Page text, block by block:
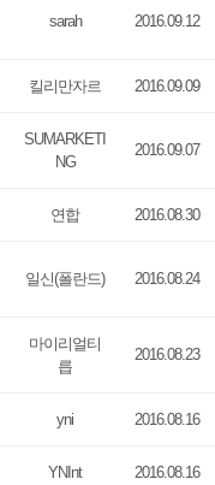
sarah 2016.09.12
킬리만자르 2016.09.09
SUMARKETI
NG
2016.09.07
연합 2016.08.30
일신(폴란드) 2016.08.24
마이리얼티
릅
2016.08.23
yni 2016.08.16
YNInt 2016.08.16